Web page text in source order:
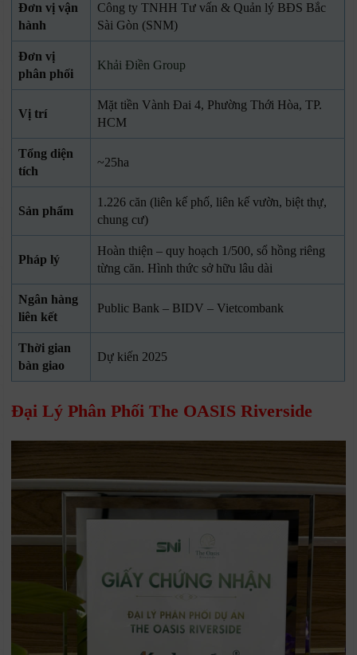
Đơn vị vận
hành
Công ty TNHH Tư vấn & Quản lý BĐS Bắc
Sài Gòn (SNM)
Đơn vị
phân phối
Khải Điền Group
Vị trí
Mặt tiền Vành Đai 4, Phường Thới Hòa, TP.
HCM
Tổng diện
tích
~25ha
Sản phẩm
1.226 căn (liên kế phố, liên kế vườn, biệt thự,
chung cư)
Pháp lý
Hoàn thiện – quy hoạch 1/500, sổ hồng riêng
từng căn. Hình thức sở hữu lâu dài
Ngân hàng
liên kết
Public Bank – BIDV – Vietcombank
Thời gian
bàn giao
Dự kiến 2025
Đại Lý Phân Phối The OASIS Riverside